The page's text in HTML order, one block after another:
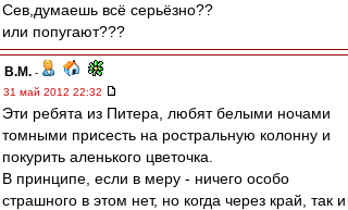
Сев,думаешь всё серьёзно??
или попугают???
В.М. -
31 май 2012 22:32
Эти ребята из Питера, любят белыми ночами
томными присесть на ростральную колонну и
покурить аленького цветочка.
В принципе, если в меру - ничего особо
страшного в этом нет, но когда через край, так и